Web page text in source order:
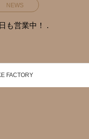
NEWS
も営業中！ .
FACTORY